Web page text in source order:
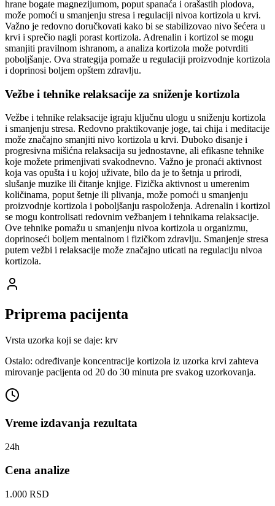
hrane bogate magnezijumom, poput spanaća i orašastih plodova,
može pomoći u smanjenju stresa i regulaciji nivoa kortizola u krvi.
Važno je redovno doručkovati kako bi se stabilizovao nivo šećera u
krvi i sprečio nagli porast kortizola. Adrenalin i kortizol se mogu
smanjiti pravilnom ishranom, a analiza kortizola može potvrditi
poboljšanje. Ova strategija pomaže u regulaciji proizvodnje kortizola
i doprinosi boljem opštem zdravlju.
Vežbe i tehnike relaksacije za sniženje kortizola
Vežbe i tehnike relaksacije igraju ključnu ulogu u sniženju kortizola
i smanjenju stresa. Redovno praktikovanje joge, tai chija i meditacije
može značajno smanjiti nivo kortizola u krvi. Duboko disanje i
progresivna mišićna relaksacija su jednostavne, ali efikasne tehnike
koje možete primenjivati svakodnevno. Važno je pronaći aktivnost
koja vas opušta i u kojoj uživate, bilo da je to šetnja u prirodi,
slušanje muzike ili čitanje knjige. Fizička aktivnost u umerenim
količinama, poput šetnje ili plivanja, može pomoći u smanjenju
proizvodnje kortizola i poboljšanju raspoloženja. Adrenalin i kortizol
se mogu kontrolisati redovnim vežbanjem i tehnikama relaksacije.
Ove tehnike pomažu u smanjenju nivoa kortizola u organizmu,
doprinoseći boljem mentalnom i fizičkom zdravlju. Smanjenje stresa
putem vežbi i relaksacije može značajno uticati na regulaciju nivoa
kortizola.
Priprema pacijenta
Vrsta uzorka koji se daje: krv
Ostalo: određivanje koncentracije kortizola iz uzorka krvi zahteva
mirovanje pacijenta od 20 do 30 minuta pre svakog uzorkovanja.
Vreme izdavanja rezultata
24h
Cena analize
1.000 RSD